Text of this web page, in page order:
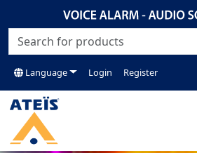
Language Login Register